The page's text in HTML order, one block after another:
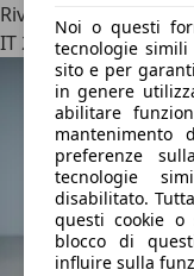
Rivenditore
IT 22060San Paolo
Noi o questi
tecnologie
sito e per
in genere
abilitare
mantenimento
preferenze
tecnologie
disabilitato.
questi cookie
blocco di
influire sulla